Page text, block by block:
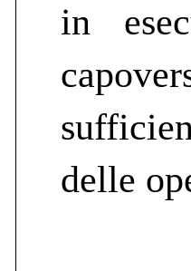
in
delle